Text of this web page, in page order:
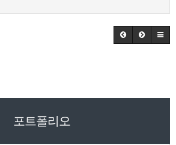
포트폴리오